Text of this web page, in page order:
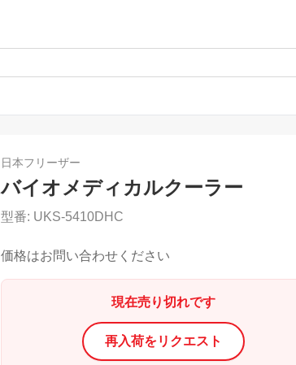
日本フリーザー
バイオメディカルクーラー
型番: UKS-5410DHC
価格はお問い合わせください
現在売り切れです
再入荷をリクエスト